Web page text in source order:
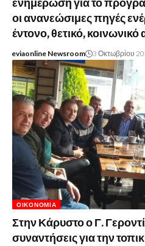
ενημέρωση για το
οι ανανεώσιμες πηγές
έντονο, θετικό,
eviaonline Newsroom 3 Οκτωβρίου
ΟΙΚΟΝΟΜΊΑ
Στην Κάρυστο ο Γ.
συναντήσεις για την